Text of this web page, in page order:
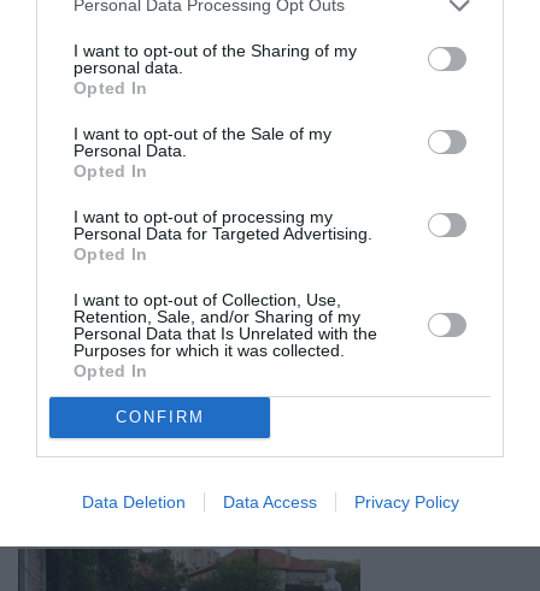
Personal Data Processing Opt Outs
I want to opt-out of the Sharing of my
personal data.
Opted In
I want to opt-out of the Sale of my
Personal Data.
Opted In
I want to opt-out of processing my
Personal Data for Targeted Advertising.
Opted In
I want to opt-out of Collection, Use,
Retention, Sale, and/or Sharing of my
Personal Data that Is Unrelated with the
Purposes for which it was collected.
Opted In
CONFIRM
Data Deletion Data Access Privacy Policy
Σχετικά Άρθρα